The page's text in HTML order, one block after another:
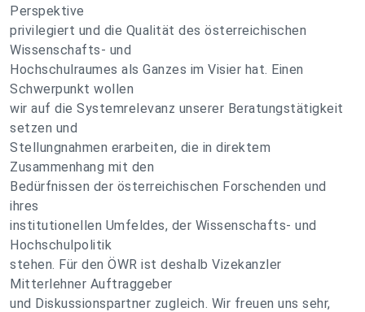
Perspektive
privilegiert und die Qualität des österreichischen
Wissenschafts- und
Hochschulraumes als Ganzes im Visier hat. Einen
Schwerpunkt wollen
wir auf die Systemrelevanz unserer Beratungstätigkeit
setzen und
Stellungnahmen erarbeiten, die in direktem
Zusammenhang mit den
Bedürfnissen der österreichischen Forschenden und
ihres
institutionellen Umfeldes, der Wissenschafts- und
Hochschulpolitik
stehen. Für den ÖWR ist deshalb Vizekanzler
Mitterlehner Auftraggeber
und Diskussionspartner zugleich. Wir freuen uns sehr,